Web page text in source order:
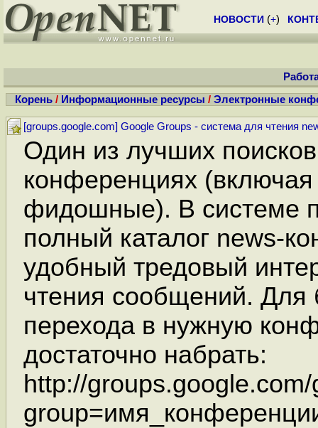
НОВОСТИ (+)
Корень / Информационные ресурсы / Электронные
[groups.google.com] Google Groups - система для чтения
Один из лучших
конференциях (включая
фидошные). В системе
полный каталог news-
удобный тредовый
чтения сообщений. Для
перехода в нужную
достаточно набрать:
http://